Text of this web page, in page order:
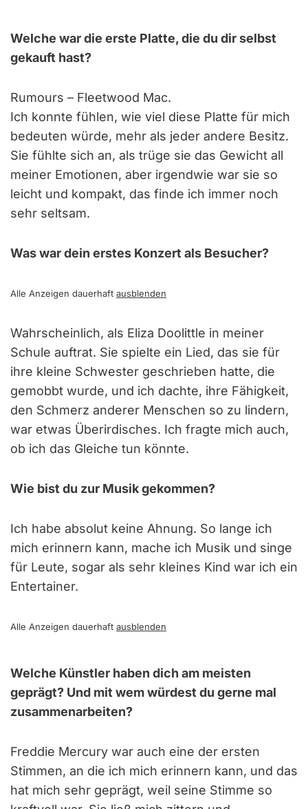
Welche war die erste Platte, die du dir selbst
gekauft hast?
Rumours – Fleetwood Mac.
Ich konnte fühlen, wie viel diese Platte für mich
bedeuten würde, mehr als jeder andere Besitz.
Sie fühlte sich an, als trüge sie das Gewicht all
meiner Emotionen, aber irgendwie war sie so
leicht und kompakt, das finde ich immer noch
sehr seltsam.
Was war dein erstes Konzert als Besucher?
Alle Anzeigen dauerhaft ausblenden
Wahrscheinlich, als Eliza Doolittle in meiner
Schule auftrat. Sie spielte ein Lied, das sie für
ihre kleine Schwester geschrieben hatte, die
gemobbt wurde, und ich dachte, ihre Fähigkeit,
den Schmerz anderer Menschen so zu lindern,
war etwas Überirdisches. Ich fragte mich auch,
ob ich das Gleiche tun könnte.
Wie bist du zur Musik gekommen?
Ich habe absolut keine Ahnung. So lange ich
mich erinnern kann, mache ich Musik und singe
für Leute, sogar als sehr kleines Kind war ich ein
Entertainer.
Alle Anzeigen dauerhaft ausblenden
Welche Künstler haben dich am meisten
geprägt? Und mit wem würdest du gerne mal
zusammenarbeiten?
Freddie Mercury war auch eine der ersten
Stimmen, an die ich mich erinnern kann, und das
hat mich sehr geprägt, weil seine Stimme so